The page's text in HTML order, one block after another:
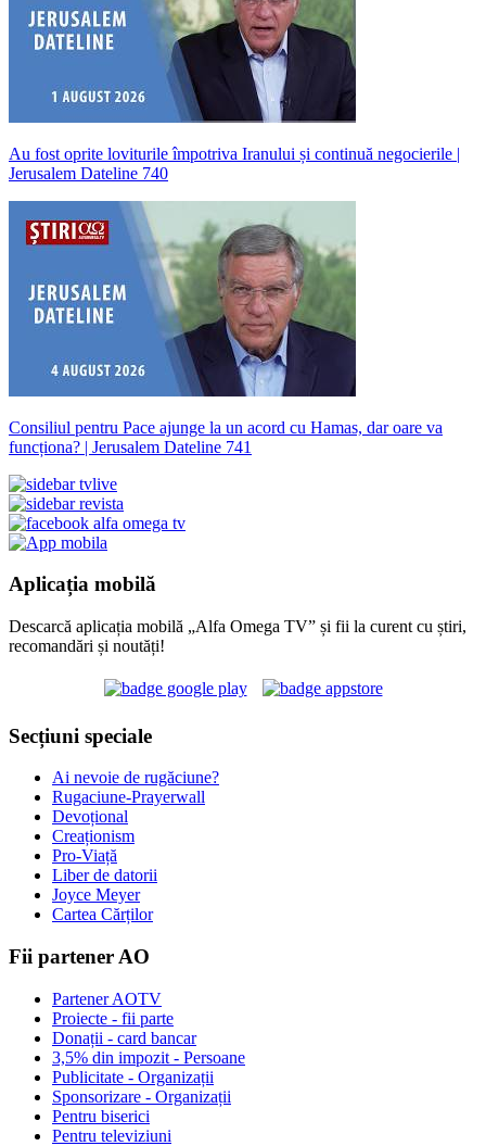
Au fost oprite loviturile împotriva Iranului și continuă negocierile |
Jerusalem Dateline 740
Consiliul pentru Pace ajunge la un acord cu Hamas, dar oare va
funcționa? | Jerusalem Dateline 741
Aplicația mobilă
Descarcă aplicația mobilă „Alfa Omega TV” și fii la curent cu știri,
recomandări și noutăți!
Secțiuni speciale
Ai nevoie de rugăciune?
Rugaciune-Prayerwall
Devoțional
Creaționism
Pro-Viață
Liber de datorii
Joyce Meyer
Cartea Cărților
Fii partener AO
Partener AOTV
Proiecte - fii parte
Donații - card bancar
3,5% din impozit - Persoane
Publicitate - Organizații
Sponsorizare - Organizații
Pentru biserici
Pentru televiziuni